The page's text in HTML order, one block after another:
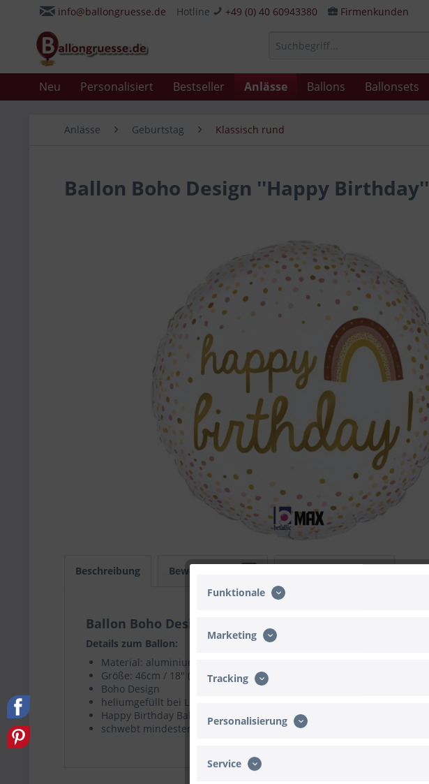
info@ballongruesse.de Hotline +49 (0) 40 60943380 Firmenkunden
Neu Personalisiert Bestseller Anlässe Ballons Ballonsets
Anlässe Geburtstag Klassisch rund
Ballon Boho Design ''Happy Birthday''
Beschreibung Bewertungen
Ballon Boho Design ''Happy Birthday''
Details zum Ballon:
Material: aluminiumbeschichtete Nylon-Folie
Größe: 46cm / 18" (mit Helium etwas kleiner)
Boho Design
heliumgefüllt bei Lieferung
Happy Birthday Ballon ist durch Band vor dem Wegfliegen gesichert
schwebt mindestens eine Woche
Funktionale
Marketing
Tracking
Personalisierung
Service